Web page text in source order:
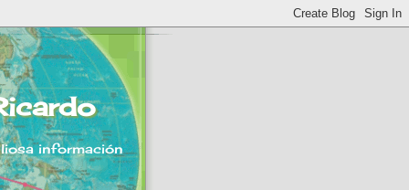
información